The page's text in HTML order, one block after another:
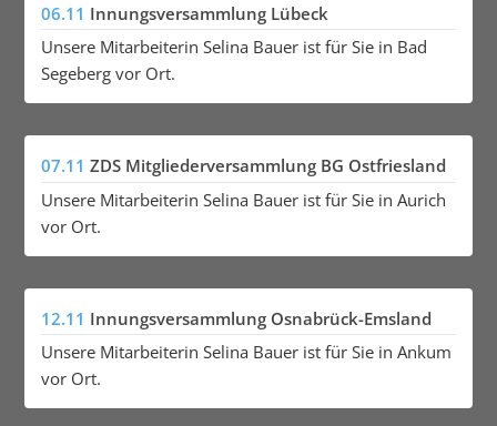
06.11 Innungsversammlung Lübeck
Unsere Mitarbeiterin Selina Bauer ist für Sie in Bad
Segeberg vor Ort.
07.11 ZDS Mitgliederversammlung BG Ostfriesland
Unsere Mitarbeiterin Selina Bauer ist für Sie in Aurich
vor Ort.
12.11 Innungsversammlung Osnabrück-Emsland
Unsere Mitarbeiterin Selina Bauer ist für Sie in Ankum
vor Ort.